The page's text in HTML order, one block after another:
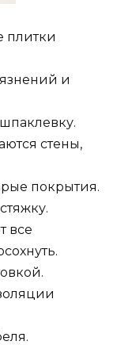
плитки
и
стены,
покрытия.
все